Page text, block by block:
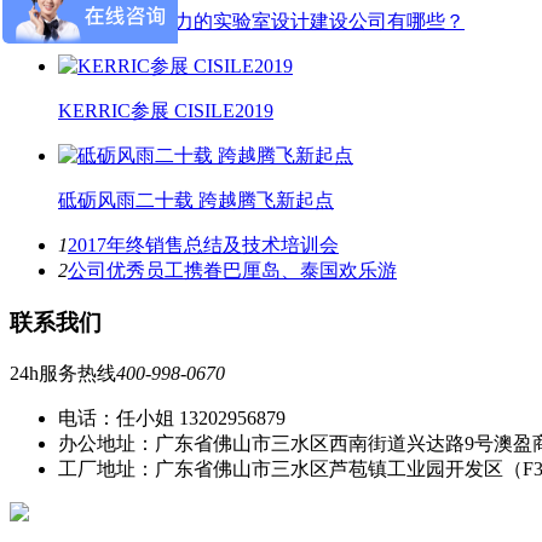
广东知名有实力的实验室设计建设公司有哪些？
KERRIC参展 CISILE2019
砥砺风雨二十载 跨越腾飞新起点
12017年终销售总结及技术培训会
2公司优秀员工携眷巴厘岛、泰国欢乐游
联系我们
24h服务热线400-998-0670
电话：任小姐 13202956879
办公地址：广东省佛山市三水区西南街道兴达路9号澳盈
工厂地址：广东省佛山市三水区芦苞镇工业园开发区（F3